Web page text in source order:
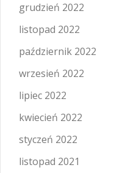
grudzień 2022
listopad 2022
październik 2022
wrzesień 2022
lipiec 2022
kwiecień 2022
styczeń 2022
listopad 2021